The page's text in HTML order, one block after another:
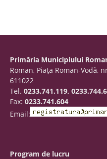
Primăria Municipiului
Roman, Piaţa Roman-Vodă,
611022
Tel. 0233.741.119,
Fax: 0233.741.604
Email:
Program de lucru